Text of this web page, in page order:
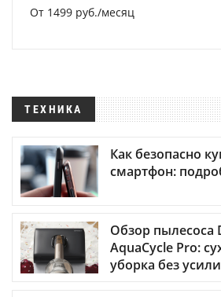
От 1499 руб./месяц
ТЕХНИКА
Как безопасно
смартфон:
Обзор пылесоса
AquaCycle Pro:
уборка без